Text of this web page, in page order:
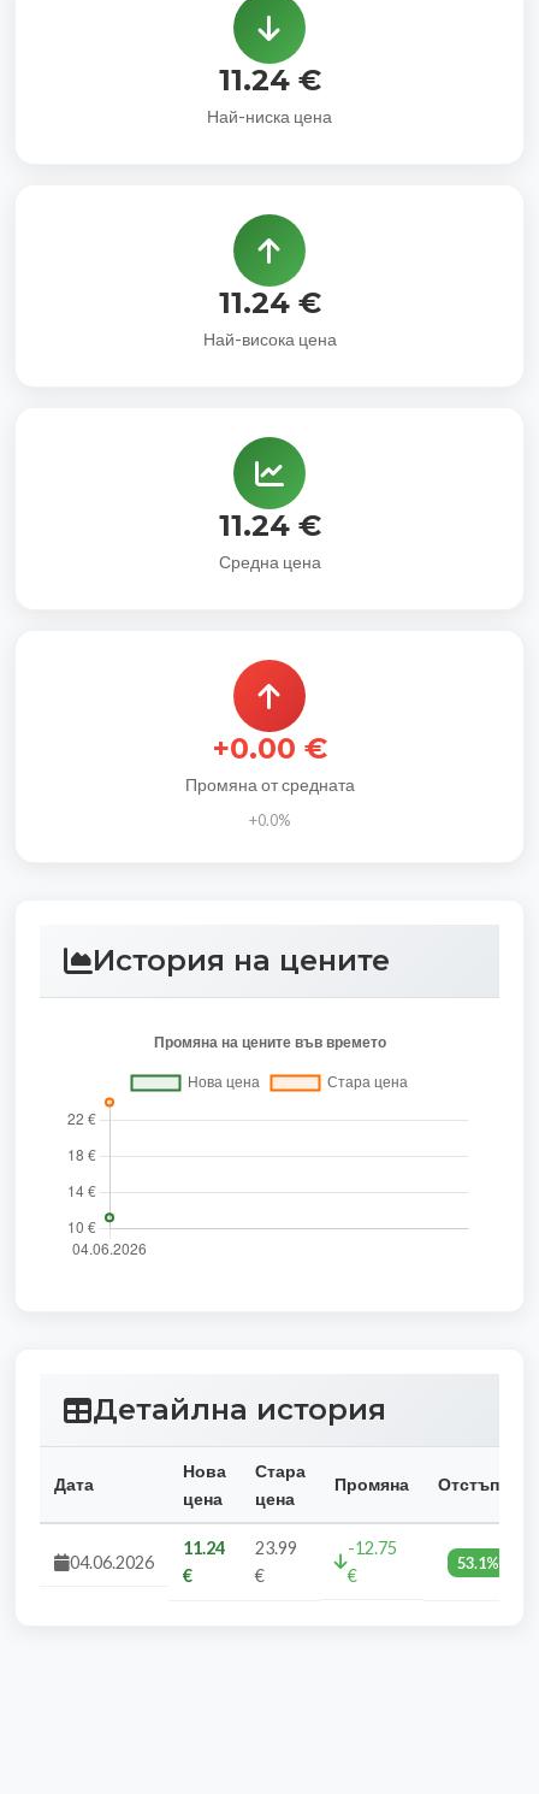
11.24 €
Най-ниска цена
11.24 €
Най-висока цена
11.24 €
Средна цена
+0.00 €
Промяна от средната
+0.0%
История на цените
Детайлна история
Дата
Нова
цена
Стара
цена
Промяна Отстъпка
04.06.2026
11.24
€
23.99
€
-12.75
€
53.1%